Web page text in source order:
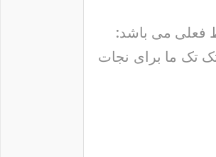
فعلی می باشد:
تک ما برای نجات